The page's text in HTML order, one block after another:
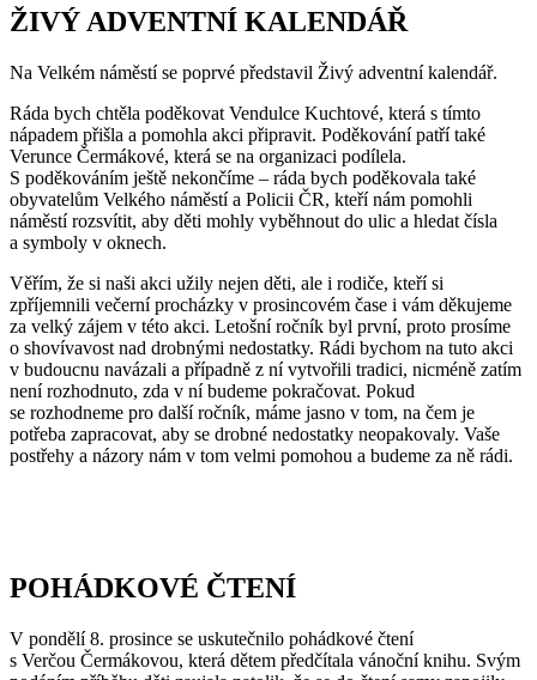
ŽIVÝ ADVENTNÍ KALENDÁŘ
Na Velkém náměstí se poprvé představil Živý adventní kalendář.
Ráda bych chtěla poděkovat Vendulce Kuchtové, která s tímto
nápadem přišla a pomohla akci připravit. Poděkování patří také
Verunce Čermákové, která se na organizaci podílela.
S poděkováním ještě nekončíme – ráda bych poděkovala také
obyvatelům Velkého náměstí a Policii ČR, kteří nám pomohli
náměstí rozsvítit, aby děti mohly vyběhnout do ulic a hledat čísla
a symboly v oknech.
Věřím, že si naši akci užily nejen děti, ale i rodiče, kteří si
zpříjemnili večerní procházky v prosincovém čase i vám děkujeme
za velký zájem v této akci. Letošní ročník byl první, proto prosíme
o shovívavost nad drobnými nedostatky. Rádi bychom na tuto akci
v budoucnu navázali a případně z ní vytvořili tradici, nicméně zatím
není rozhodnuto, zda v ní budeme pokračovat. Pokud
se rozhodneme pro další ročník, máme jasno v tom, na čem je
potřeba zapracovat, aby se drobné nedostatky neopakovaly. Vaše
postřehy a názory nám v tom velmi pomohou a budeme za ně rádi.
POHÁDKOVÉ ČTENÍ
V pondělí 8. prosince se uskutečnilo pohádkové čtení
s Verčou Čermákovou, která dětem předčítala vánoční knihu. Svým